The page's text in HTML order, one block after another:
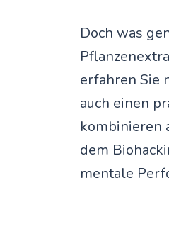
Doch was
erfahren Sie
auch einen
kombinieren
dem
mentale